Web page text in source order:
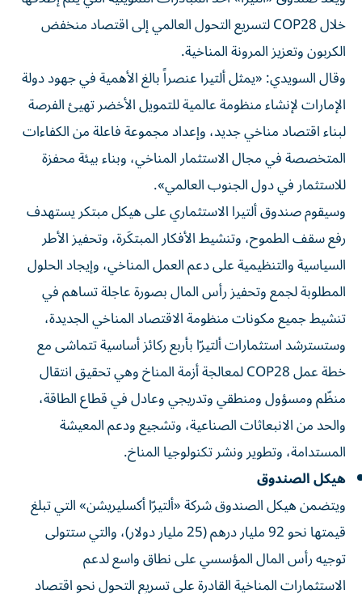
خلال COP28 لتسريع التحول العالمي إلى اقتصاد منخفض
الكربون وتعزيز المرونة المناخية.
وقال السويدي: «يمثل ألتيرا عنصراً بالغ الأهمية في جهود دولة
الإمارات لإنشاء منظومة عالمية للتمويل الأخضر تهيئ الفرصة
لبناء اقتصاد مناخي جديد، وإعداد مجموعة فاعلة من الكفاءات
المتخصصة في مجال الاستثمار المناخي، وبناء بيئة محفزة
للاستثمار في دول الجنوب العالمي».
وسيقوم صندوق ألتيرا الاستثماري على هيكل مبتكر يستهدف
رفع سقف الطموح، وتنشيط الأفكار المبتكَرة، وتحفيز الأطر
السياسية والتنظيمية على دعم العمل المناخي، وإيجاد الحلول
المطلوبة لجمع وتحفيز رأس المال بصورة عاجلة تساهم في
تنشيط جميع مكونات منظومة الاقتصاد المناخي الجديدة،
وستسترشد استثمارات ألتيرّا بأربع ركائز أساسية تتماشى مع
خطة عمل COP28 لمعالجة أزمة المناخ وهي تحقيق انتقال
منظّم ومسؤول ومنطقي وتدريجي وعادل في قطاع الطاقة،
والحد من الانبعاثات الصناعية، وتشجيع ودعم المعيشة
المستدامة، وتطوير ونشر تكنولوجيا المناخ.
هيكل الصندوق
ويتضمن هيكل الصندوق شركة «ألتيرّا أكسليريشن» التي تبلغ
قيمتها نحو 92 مليار درهم (25 مليار دولار)، والتي ستتولى
توجيه رأس المال المؤسسي على نطاق واسع لدعم
الاستثمارات المناخية القادرة على تسريع التحول نحو اقتصاد